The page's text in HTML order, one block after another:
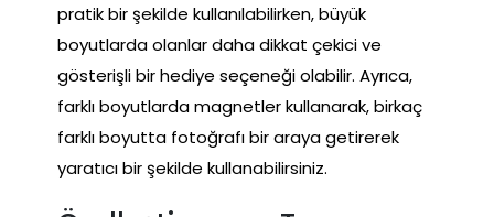
pratik bir şekilde kullanılabilirken, büyük
boyutlarda olanlar daha dikkat çekici ve
gösterişli bir hediye seçeneği olabilir. Ayrıca,
farklı boyutlarda magnetler kullanarak, birkaç
farklı boyutta fotoğrafı bir araya getirerek
yaratıcı bir şekilde kullanabilirsiniz.